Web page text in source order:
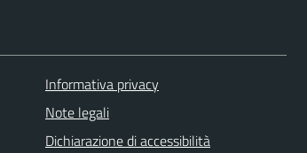
Informativa privacy
Note legali
Dichiarazione di accessibilità